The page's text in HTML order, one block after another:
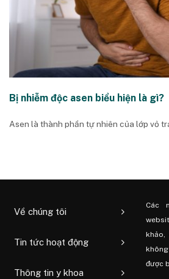
Bị nhiễm độc asen biểu hiện là gì?
Asen là thành phần tự nhiên của lớp vỏ
Về chúng tôi
Tin tức hoạt động
Thông tin y khoa
Các
khảo,
được